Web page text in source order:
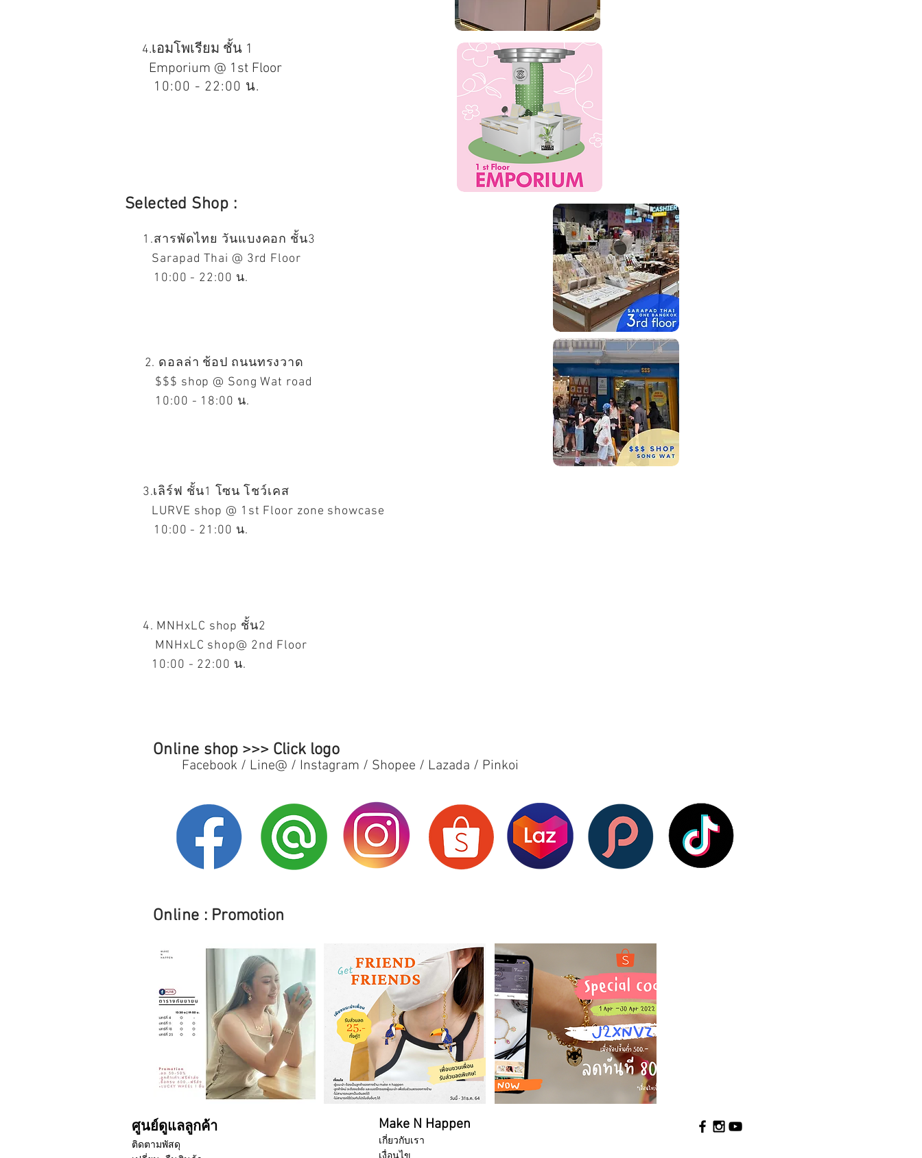
4.เอมโพเรียม ชั้น 1
Emporium @ 1st Floor
10:00 - 22:00 น.
Selected Shop :
1.สารพัดไทย วันแบงคอก ชั้น3
Sarapad Thai @ 3rd Floor
10:00 - 22:00 น.
2. ดอลล่า ช้อป ถนนทรงวาด
$$$ shop @ Song Wat road
10:00 - 18:00 น.
3.เลิร์ฟ ชั้น1 โซน โชว์เคส
LURVE shop @ 1st Floor zone showcase
10:00 - 21 :00 น.
4. MNHxLC shop ชั้น2
MNHxLC shop@ 2nd Floor
10:00 - 22:00 น.
Online shop >>> Click logo
Facebook / Line@ / Instagram / Shopee / Lazada / Pinkoi
Online : Promotion
ศูนย์ดูแลลูกค้า
ติดตามพัสดุ
Make N Happen
เกี่ยวกับเรา